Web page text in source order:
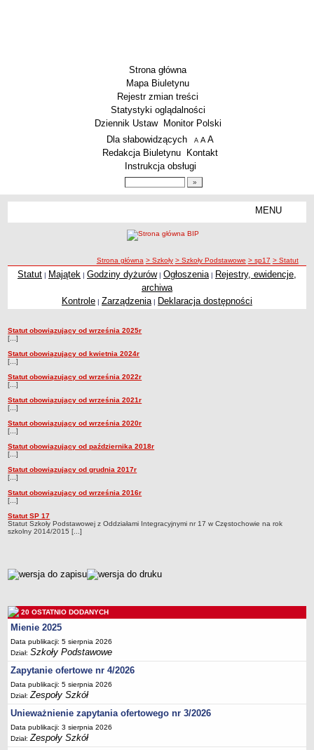
Strona główna
Mapa Biuletynu
Rejestr zmian treści
Statystyki oglądalności
Dziennik Ustaw
Monitor Polski
Menu dodatkowe
Dla słabowidzących A pomniejsz czcionkę
A standardowy rozmiar czcionki
A
Redakcja Biuletynu
Kontakt
Instrukcja obsługi
MENU
Zespoły Szkół
Techniczne Zakłady Naukowe
Przedszkola Miejskie
Zlikwidowane gimnazja
Przekształcone szkoły i placówki
Wielofunkcyjna Placówka
Specjalny Ośrodek nr 1
Specjalny Ośrodek nr 5
Statut
Majątek
Godziny dyżurów
Zarządzenia
Rejestry, ewidencje, archiwa
Sprawozdania
Deklaracja dostępności
PORADNIE PSYCHOLOGICZNO-PEDAGOGICZNE
Zespół Poradni
BIURO FINANSÓW OŚWIATY
Dane podstawowe
Majątek
ścieżka nawigacji
Strona główna > Szkoły > Szkoły Podstawowe > sp17 > Statut
Statut
Statut | Majątek | Godziny dyżurów| Ogłoszenia | Rejestry, ewidencje,
archiwa
Kontrole | Zarządzenia | Deklaracja dostępności
Statut
Statut obowiązujący od września 2025r
[...]
Statut obowiązujący od kwietnia 2024r
[...]
Statut obowiązujący od września 2022r
[...]
Statut obowiązujący od września 2021r
[...]
Statut obowiązujący od września 2020r
[...]
Statut obowiązujący od października 2018r
[...]
Statut obowiązujący od grudnia 2017r
[...]
Statut obowiązujący od września 2016r
[...]
Statut SP 17
Statut Szkoły Podstawowej z Oddziałami Integracyjnymi nr 17 w Częstochowie na rok
szkolny 2014/2015 [...]
metryczka
20 OSTATNIO DODANYCH
Mienie 2025
Data publikacji: 5 sierpnia 2026
Dział:Szkoły Podstawowe
Zapytanie ofertowe nr 4/2026
Data publikacji: 5 sierpnia 2026
Dział:Zespoły Szkół
Unieważnienie zapytania ofertowego nr 3/2026
Data publikacji: 3 sierpnia 2026
Dział:Zespoły Szkół